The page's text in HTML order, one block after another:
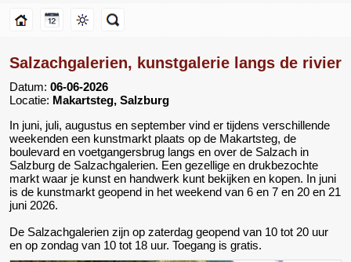
Salzachgalerien, kunstgalerie langs de rivier
Datum: 06-06-2026
Locatie: Makartsteg, Salzburg
In juni, juli, augustus en september vind er tijdens verschillende
weekenden een kunstmarkt plaats op de Makartsteg, de
boulevard en voetgangersbrug langs en over de Salzach in
Salzburg de Salzachgalerien. Een gezellige en drukbezochte
markt waar je kunst en handwerk kunt bekijken en kopen. In juni
is de kunstmarkt geopend in het weekend van 6 en 7 en 20 en 21
juni 2026.
De Salzachgalerien zijn op zaterdag geopend van 10 tot 20 uur
en op zondag van 10 tot 18 uur. Toegang is gratis.